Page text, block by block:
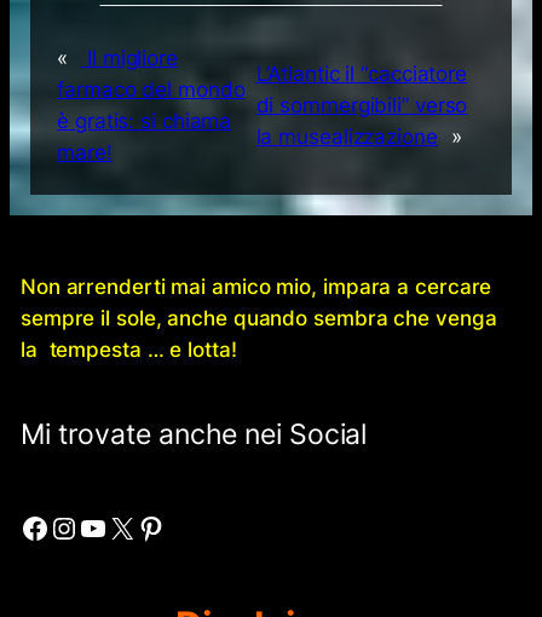
«
Il migliore
farmaco del mondo
è gratis: si chiama
mare!
L’Atlantic il “cacciatore
di sommergibili” verso
la musealizzazione
»
Non arrenderti mai amico mio, impara a cercare
sempre il sole, anche quando sembra che venga
la tempesta … e lotta!
Mi trovate anche nei Social
Facebook Instagram YouTube X Pinterest